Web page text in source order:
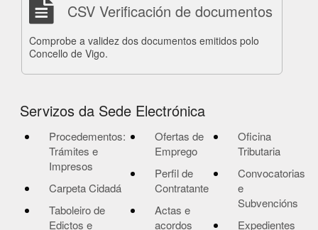
CSV Verificación de documentos
Comprobe a validez dos documentos emitidos polo
Concello de Vigo.
Servizos da Sede Electrónica
Procedementos:
Trámites e
Impresos
Carpeta Cidadá
Taboleiro de
Edictos e
Ofertas de
Emprego
Perfil de
Contratante
Actas e
acordos
Oficina
Tributaria
Convocatorias
e
Subvencións
Expedientes